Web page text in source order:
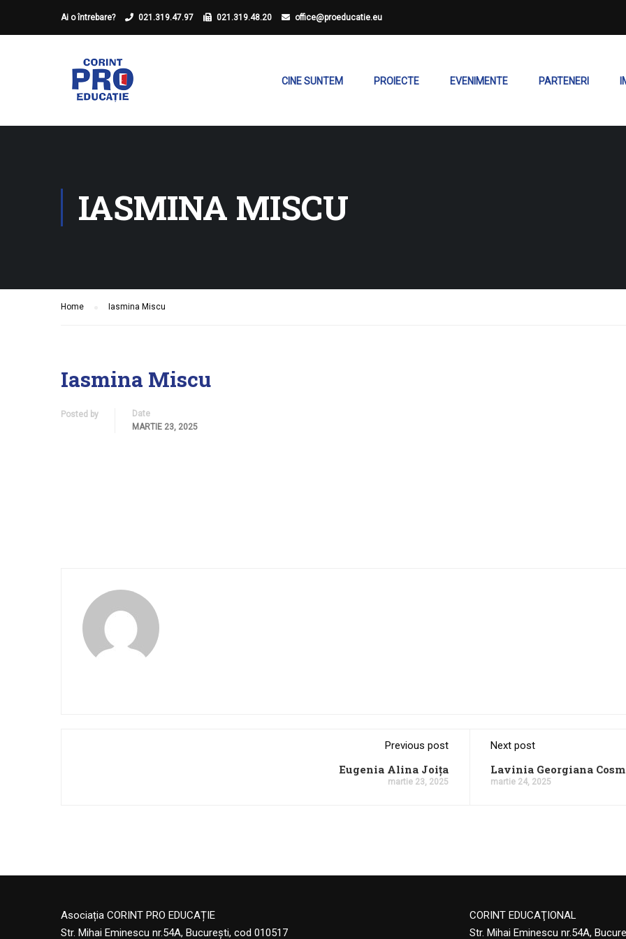
Ai o întrebare? 021.319.47.97 021.319.48.20 office@proeducatie.eu
CINE SUNTEM PROIECTE EVENIMENTE PARTENERI
IASMINA MISCU
Home Iasmina Miscu
Iasmina Miscu
Posted by
Date
MARTIE 23, 2025
Previous post
Eugenia Alina Joița
martie 23, 2025
Next post
Lavinia Georgiana
martie 24, 2025
Asociația CORINT PRO EDUCAȚIE
Str. Mihai Eminescu nr.54A, București, cod 010517
CORINT EDUCAŢIONAL
Str. Mihai Eminescu nr.54A,